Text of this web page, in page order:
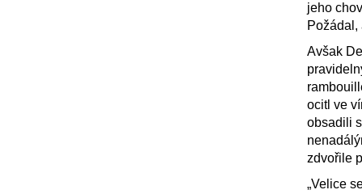
jeho
Avšak
ocitl ve
obsadili
zdvořile
„Velice